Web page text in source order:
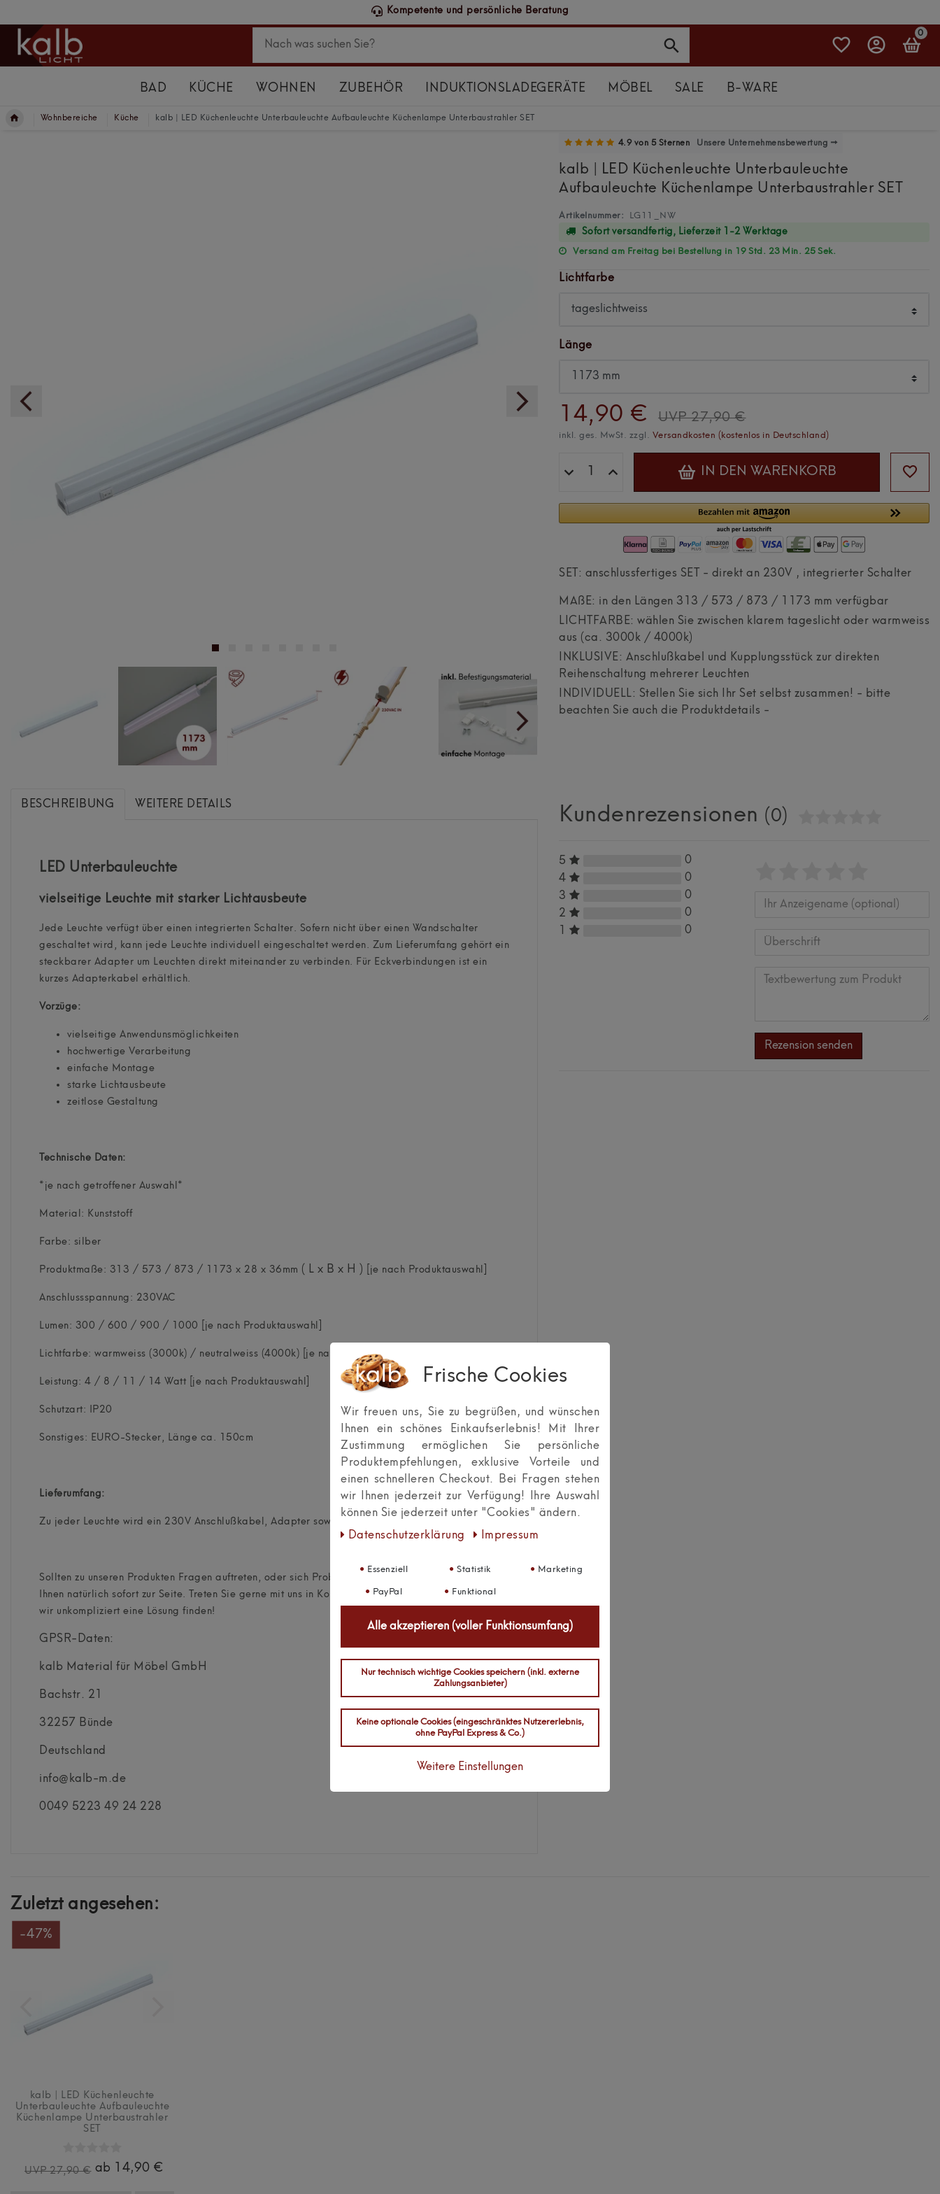
0
BAD KÜCHE WOHNEN ZUBEHÖR INDUKTIONSLADEGERÄTE MÖBEL SALE B-WARE
Wohnbereiche Küche kalb | LED Küchenleuchte Unterbauleuchte Aufbauleuchte Küchenlampe Unterbaustrahler SET
4.9 von 5 Sternen Unsere Unternehmensbewertung →
kalb | LED Küchenleuchte Unterbauleuchte
Aufbauleuchte Küchenlampe Unterbaustrahler SET
Artikelnummer:
LG11_NW
Sofort versandfertig, Lieferzeit 1-2 Werktage
Versand am Freitag bei Bestellung in 19 Std. 23 Min. 24 Sek.
Lichtfarbe
Länge
14,90 € UVP 27,90 €
inkl. ges. MwSt. zzgl. Versandkosten (kostenlos in Deutschland)
IN DEN WARENKORB
SET: anschlussfertiges SET - direkt an 230V , integrierter Schalter
MAßE: in den Längen 313 / 573 / 873 / 1173 mm verfügbar
LICHTFARBE: wählen Sie zwischen klarem tageslicht oder warmweiss
aus (ca. 3000k / 4000k)
INKLUSIVE: Anschlußkabel und Kupplungsstück zur direkten
Reihenschaltung mehrerer Leuchten
INDIVIDUELL: Stellen Sie sich Ihr Set selbst zusammen! - bitte
beachten Sie auch die Produktdetails -
BESCHREIBUNG WEITERE DETAILS
LED Unterbauleuchte
vielseitige Leuchte mit starker Lichtausbeute
Jede Leuchte verfügt über einen integrierten Schalter. Sofern nicht über einen Wandschalter
geschaltet wird, kann jede Leuchte individuell eingeschaltet werden. Zum Lieferumfang gehört ein
steckbarer Adapter um Leuchten direkt miteinander zu verbinden. Für Eckverbindungen ist ein
kurzes Adapterkabel erhältlich.
Vorzüge:
vielseitige Anwendunsmöglichkeiten
hochwertige Verarbeitung
einfache Montage
starke Lichtausbeute
zeitlose Gestaltung
Technische Daten:
*je nach getroffener Auswahl*
Material: Kunststoff
Farbe: silber
Produktmaße: 313 / 573 / 873 / 1173 x 28 x 36mm ( L x B x H ) [je nach Produktauswahl]
Anschlussspannung: 230VAC
Lumen: 300 / 600 / 900 / 1000 [je nach Produktauswahl]
Lichtfarbe: warmweiss (3000k) / neutralweiss (4000k) [je nach Produktauswahl]
Leistung: 4 / 8 / 11 / 14 Watt [je nach Produktauswahl]
Schutzart: IP20
Sonstiges: EURO-Stecker, Länge ca. 150cm
Lieferumfang:
Zu jeder Leuchte wird ein 230V Anschlußkabel, Adapter sowie Befestigungsmaterial geliefert.
Sollten zu unseren Produkten Fragen auftreten, oder sich Probleme bemerkbar machen, stehen wir
Ihnen natürlich sofort zur Seite. Treten Sie gerne mit uns in Kontakt. Gemeinsam werden
wir unkompliziert eine Lösung finden!
GPSR-Daten:
kalb Material für Möbel GmbH
Bachstr. 21
32257 Bünde
Deutschland
info@kalb-m.de
0049 5223 49 24 228
Kundenrezensionen (0)
5
0
4
0
3
0
2
0
0
von
von
von
von
von
Anzeigename
zum
Produkt
Rezension senden
Zuletzt angesehen:
-47%
kalb | LED Küchenleuchte
Unterbauleuchte Aufbauleuchte
Küchenlampe Unterbaustrahler
SET
UVP 27,90 € ab 14,90 €
Frische Cookies
Wir freuen uns, Sie zu begrüßen, und wünschen
Ihnen ein schönes Einkaufserlebnis! Mit Ihrer
Zustimmung ermöglichen Sie persönliche
Produktempfehlungen, exklusive Vorteile und
einen schnelleren Checkout. Bei Fragen stehen
wir Ihnen jederzeit zur Verfügung! Ihre Auswahl
können Sie jederzeit unter "Cookies" ändern.
Daten­schutz­erklärung
Impressum
Essenziell Statistik Marketing
PayPal Funktional
Alle akzeptieren (voller Funktionsumfang)
Nur technisch wichtige Cookies speichern (inkl. externe
Zahlungsanbieter)
Keine optionale Cookies (eingeschränktes Nutzererlebnis,
ohne PayPal Express & Co.)
Weitere Einstellungen